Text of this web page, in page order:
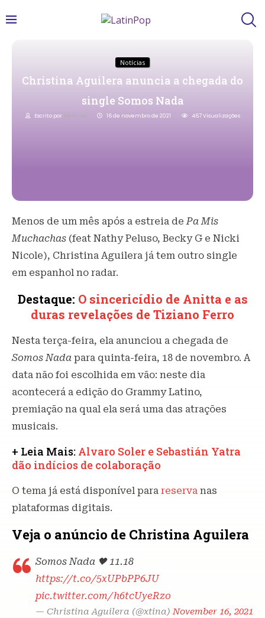
Notícias
Christina Aguilera anuncia a chegada do
single Somos Nada
Escrito por Redacao 16 de novembro de 2021 467Visualizações
Menos de um mês após a estreia de Pa Mis
Muchachas (feat Nathy Peluso, Becky G e Nicki
Nicole), Christina Aguilera já tem outro single
em espanhol no radar.
Destaque: O sincericídio de Anitta e as
duras revelações de Tiziano Ferro
Nesta terça-feira, ela anunciou a chegada de
Somos Nada para quinta-feira, 18 de novembro. A
data não foi escolhida em vão: neste dia
acontecerá a edição do Grammy Latino,
premiação na qual ela será uma das atrações
musicais.
+ Leia Mais: Alvaro Soler e Sebastián Yatra
dão indícios de colaboração
O tema já está disponível para reserva nas
plataformas digitais.
Veja o anúncio de Christina Aguilera
Somos Nada 🖤 11.18
https://t.co/5xUPbPP6JU
pic.twitter.com/h6tcUyeRzo
— Christina Aguilera (@xtina)November 16, 2021